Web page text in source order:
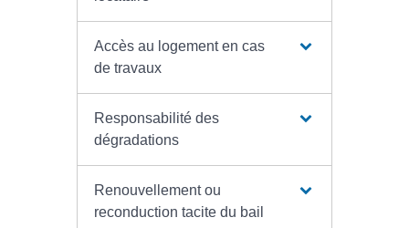
Accès au logement en cas
de travaux
Responsabilité des
dégradations
Renouvellement ou
reconduction tacite du bail